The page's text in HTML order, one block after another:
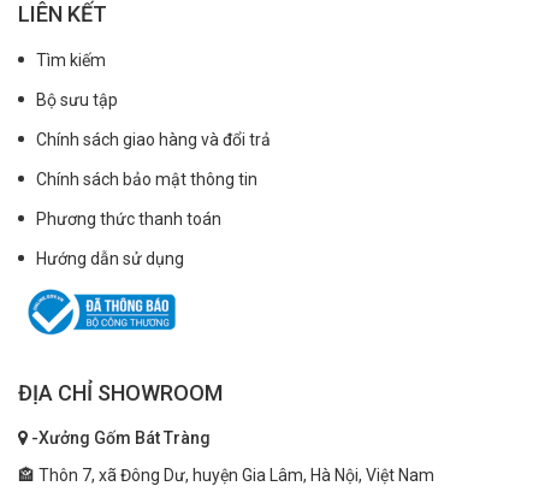
LIÊN KẾT
Tìm kiếm
Bộ sưu tập
Chính sách giao hàng và đổi trả
Chính sách bảo mật thông tin
Phương thức thanh toán
Hướng dẫn sử dụng
ĐỊA CHỈ SHOWROOM
-Xưởng Gốm Bát Tràng
🏤 Thôn 7, xã Đông Dư, huyện Gia Lâm, Hà Nội, Việt Nam